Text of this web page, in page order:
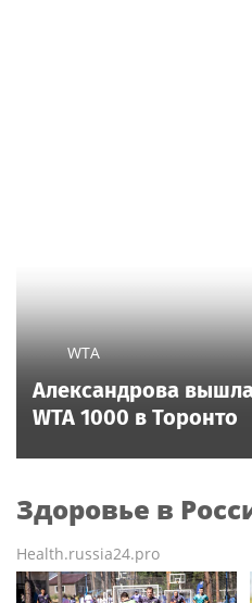
WTA
Александрова
WTA 1000 в Торонто
Здоровье в
Health.russia24.pro